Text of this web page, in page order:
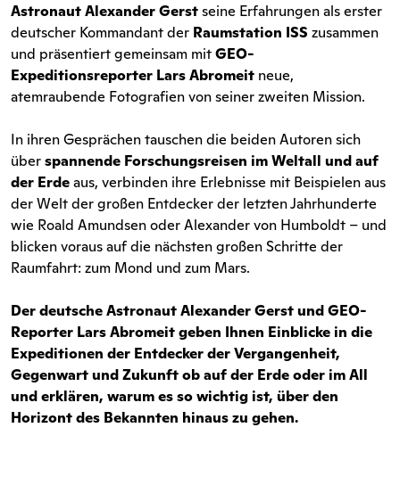
Astronaut Alexander Gerstseine Erfahrungen als erster
deutscher Kommandant der Raumstation ISS zusammen
und präsentiert gemeinsam mitGEO-
Expeditionsreporter Lars Abromeit neue,
atemraubende Fotografien von seiner zweiten Mission.
In ihren Gesprächen tauschen die beiden Autoren sich
überspannende Forschungsreisen im Weltall und auf
der Erdeaus, verbinden ihre Erlebnisse mit Beispielen aus
der Welt der großen Entdecker der letzten Jahrhunderte
wie Roald Amundsen oder Alexander von Humboldt – und
blicken voraus auf die nächsten großen Schritte der
Raumfahrt: zum Mond und zum Mars.
Der deutsche Astronaut Alexander Gerst und GEO-
Reporter Lars Abromeit geben Ihnen Einblicke in die
Expeditionen der Entdecker der Vergangenheit,
Gegenwart und Zukunft ob auf der Erde oder im All
und erklären, warum es so wichtig ist, über den
Horizont des Bekannten hinaus zu gehen.